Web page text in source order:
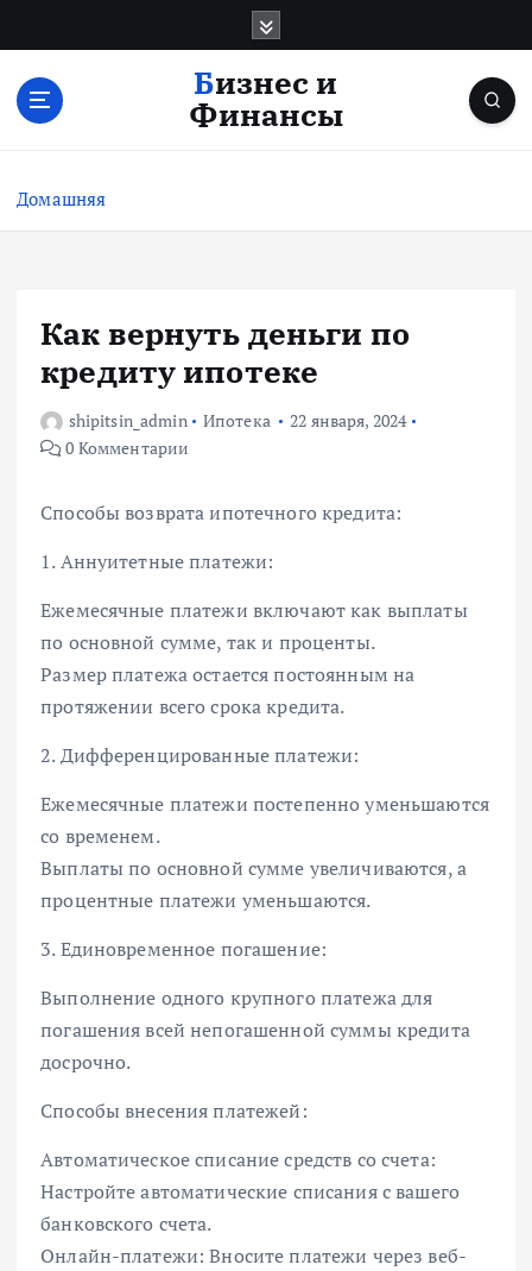
с
Бизнес и
Финансы
Домашняя
Как вернуть деньги по
кредиту ипотеке
shipitsin_admin Ипотека
22 января, 2024
0 Комментарии
Способы возврата ипотечного кредита:
1. Аннуитетные платежи:
Ежемесячные платежи включают как выплаты
по основной сумме, так и проценты.
Размер платежа остается постоянным на
протяжении всего срока кредита.
2. Дифференцированные платежи:
Ежемесячные платежи постепенно уменьшаются
со временем.
Выплаты по основной сумме увеличиваются, а
процентные платежи уменьшаются.
3. Единовременное погашение:
Выполнение одного крупного платежа для
погашения всей непогашенной суммы кредита
досрочно.
Способы внесения платежей:
Автоматическое списание средств со счета:
Настройте автоматические списания с вашего
банковского счета.
Онлайн-платежи: Вносите платежи через веб-